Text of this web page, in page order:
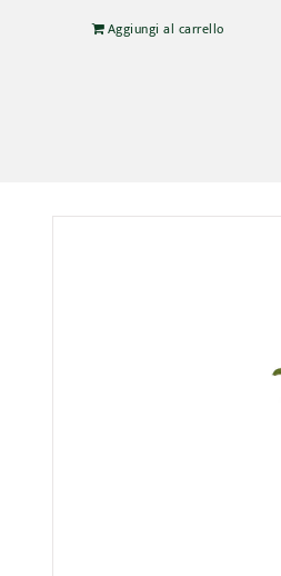
Aggiungi al carrello